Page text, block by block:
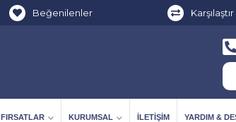
Beğenilenler Karşılaştır
FIRSATLAR KURUMSAL İLETIŞIM YARDIM &